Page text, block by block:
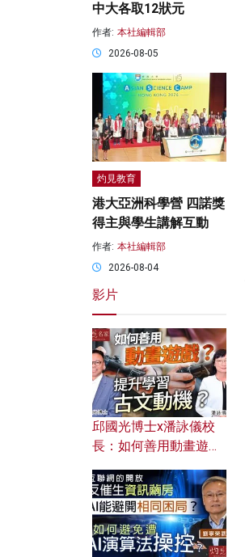
中大各取12狀元
作者: 本社編輯部
2026-08-05
灼見教育
港大亞洲科學營 四諾獎
得主與學生講解互動
作者: 本社編輯部
2026-08-04
影片
邱國光博士x潘詠儀校
長：如何善用動畫遊戲